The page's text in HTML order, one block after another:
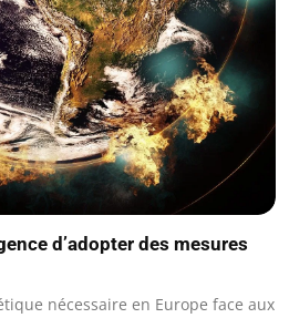
d’adopter des mesures
nécessaire en Europe face aux